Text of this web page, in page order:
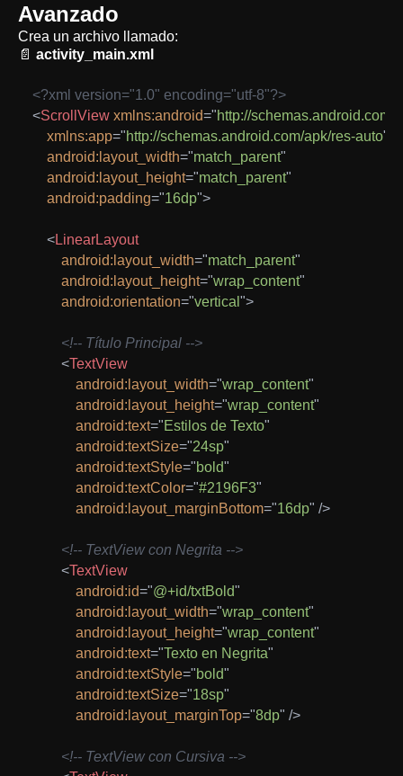
Avanzado
Crea un archivo llamado:
📄 activity_main.xml
<?xml version="1.0" encoding="utf-8"?>
<ScrollView xmlns:android="http://schemas.android.com/
xmlns:app="http://schemas.android.com/apk/res-auto"
android: layout_width="match_parent"
android: layout_height="match_parent"
android:padding="16dp">
<LinearLayout
android: layout_width="match_parent"
android: layout_height="wrap_content"
android:orientation="vertical ">
<!-- Título Principal -->
<TextView
android: layout_width="wrap_content"
android: layout_height="wrap_content"
android:text="Estilos de Texto"
android:textSize="24sp"
android:textStyle="bold"
android:textColor="#2196F3"
android: layout_marginBottom="16dp" />
<!-- TextView con Negrita -->
<TextView
android:id="@+id/txtBold"
android: layout_width="wrap_content"
android: layout_height="wrap_content"
android:text="Texto en Negrita"
android:textStyle="bold"
android:textSize="18sp"
android: layout_marginTop="8dp" />
<!-- TextView con Cursiva -->